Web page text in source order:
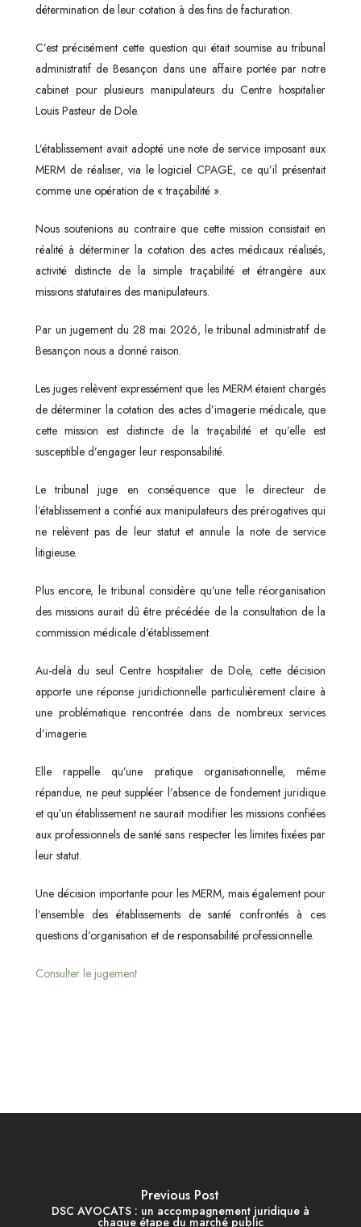
détermination de leur cotation à des fins de facturation.
C’est précisément cette question qui était soumise au tribunal
administratif de Besançon dans une affaire portée par notre
cabinet pour plusieurs manipulateurs du Centre hospitalier
Louis Pasteur de Dole.
L’établissement avait adopté une note de service imposant aux
MERM de réaliser, via le logiciel CPAGE, ce qu’il présentait
comme une opération de « traçabilité ».
Nous soutenions au contraire que cette mission consistait en
réalité à déterminer la cotation des actes médicaux réalisés,
activité distincte de la simple traçabilité et étrangère aux
missions statutaires des manipulateurs.
Par un jugement du 28 mai 2026, le tribunal administratif de
Besançon nous a donné raison.
Les juges relèvent expressément que les MERM étaient chargés
de déterminer la cotation des actes d’imagerie médicale, que
cette mission est distincte de la traçabilité et qu’elle est
susceptible d’engager leur responsabilité.
Le tribunal juge en conséquence que le directeur de
l’établissement a confié aux manipulateurs des prérogatives qui
ne relèvent pas de leur statut et annule la note de service
litigieuse.
Plus encore, le tribunal considère qu’une telle réorganisation
des missions aurait dû être précédée de la consultation de la
commission médicale d’établissement.
Au-delà du seul Centre hospitalier de Dole, cette décision
apporte une réponse juridictionnelle particulièrement claire à
une problématique rencontrée dans de nombreux services
d’imagerie.
Elle rappelle qu’une pratique organisationnelle, même
répandue, ne peut suppléer l’absence de fondement juridique
et qu’un établissement ne saurait modifier les missions confiées
aux professionnels de santé sans respecter les limites fixées par
leur statut.
Une décision importante pour les MERM, mais également pour
l’ensemble des établissements de santé confrontés à ces
questions d’organisation et de responsabilité professionnelle.
Consulter le jugement
Previous Post
DSC AVOCATS : un accompagnement juridique à
chaque étape du marché public